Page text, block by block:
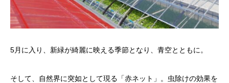
5月に入り、新緑が綺麗に映える季節となり、青空とともに。
そして、自然界に突如として現る「赤ネット」。虫除けの効果を